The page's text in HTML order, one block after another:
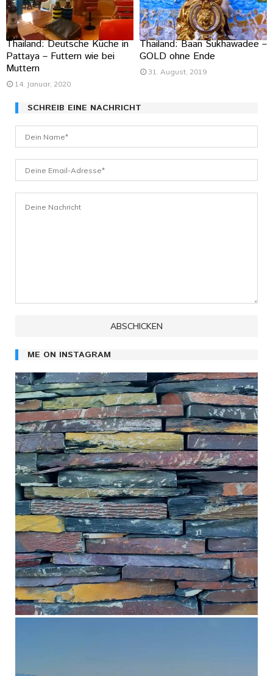
Thailand: Deutsche Küche in
Pattaya – Futtern wie bei
Muttern
14. Januar, 2020
Thailand: Baan Sukhawadee –
GOLD ohne Ende
31. August, 2019
SCHREIB EINE NACHRICHT
ME ON INSTAGRAM